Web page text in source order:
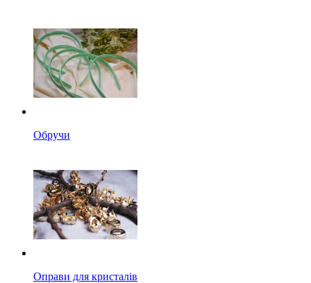
Обручи
Оправи для кристалів